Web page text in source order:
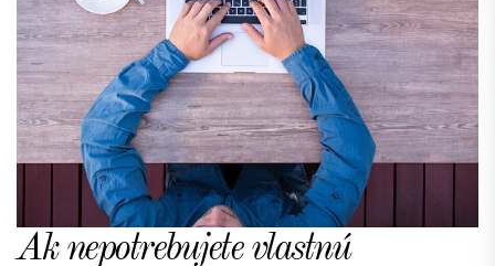
Ak nepotrebujete vlastnú